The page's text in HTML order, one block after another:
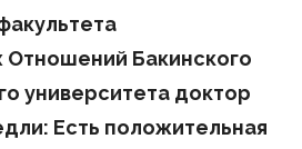
Бакинского
университета доктор
Есть положительная